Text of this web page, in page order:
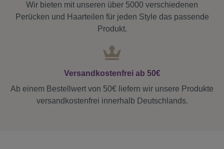
Wir bieten mit unseren über 5000 verschiedenen
Perücken und Haarteilen für jeden Style das passende
Produkt.
Versandkostenfrei ab 50€
Ab einem Bestellwert von 50€ liefern wir unsere Produkte
versandkostenfrei innerhalb Deutschlands.